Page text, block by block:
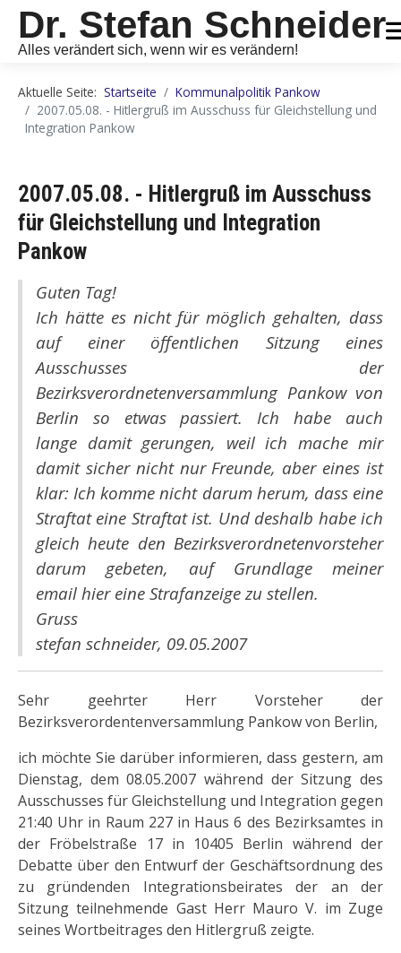
Dr. Stefan Schneider
Alles verändert sich, wenn wir es verändern!
Aktuelle Seite: Startseite
Kommunalpolitik Pankow
2007.05.08. - Hitlergruß im Ausschuss für Gleichstellung und
Integration Pankow
2007.05.08. - Hitlergruß im Ausschuss
für Gleichstellung und Integration
Pankow
Guten Tag!
Ich hätte es nicht für möglich gehalten, dass
auf einer öffentlichen Sitzung eines
Ausschusses der
Bezirksverordnetenversammlung Pankow von
Berlin so etwas passiert. Ich habe auch
lange damit gerungen, weil ich mache mir
damit sicher nicht nur Freunde, aber eines ist
klar: Ich komme nicht darum herum, dass eine
Straftat eine Straftat ist. Und deshalb habe ich
gleich heute den Bezirksverordnetenvorsteher
darum gebeten, auf Grundlage meiner
email hier eine Strafanzeige zu stellen.
Gruss
stefan schneider, 09.05.2007
Sehr geehrter Herr Vorsteher der
Bezirksverordentenversammlung Pankow von Berlin,
ich möchte Sie darüber informieren, dass gestern, am
Dienstag, dem 08.05.2007 während der Sitzung des
Ausschusses für Gleichstellung und Integration gegen
21:40 Uhr in Raum 227 in Haus 6 des Bezirksamtes in
der Fröbelstraße 17 in 10405 Berlin während der
Debatte über den Entwurf der Geschäftsordnung des
zu gründenden Integrationsbeirates der an der
Sitzung teilnehmende Gast Herr Mauro V. im Zuge
seines Wortbeitrages den Hitlergruß zeigte.